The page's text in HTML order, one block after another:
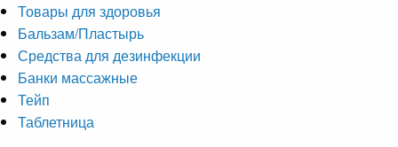
Товары для здоровья
Бальзам/Пластырь
Средства для дезинфекции
Банки массажные
Тейп
Таблетница